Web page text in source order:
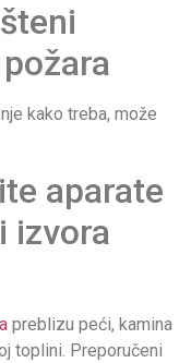
kako treba, može
aparate
izvora
preblizu peći, kamina
toplini. Preporučeni